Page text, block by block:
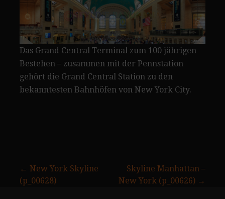
Das Grand Central Terminal zum 100 jährigen
Bestehen – zusammen mit der Pennstation
gehört die Grand Central Station zu den
bekanntesten Bahnhöfen von New York City.
Beitragsnavigation
← New York Skyline
(p_00628)
Skyline Manhattan –
New York (p_00626) →